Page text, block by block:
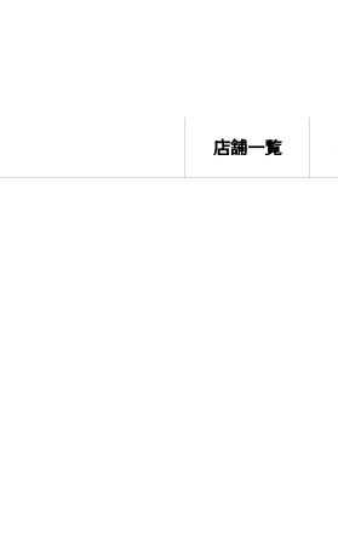
店舗一覧